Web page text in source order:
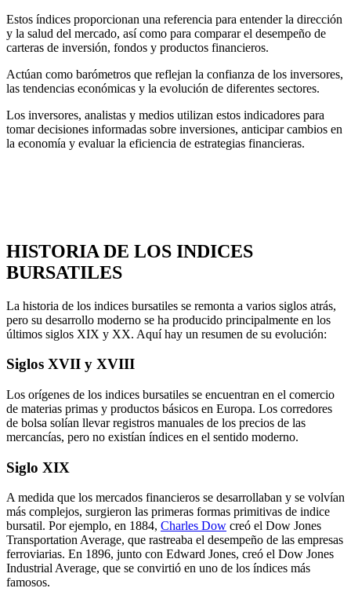
Estos índices proporcionan una referencia para entender la dirección
y la salud del mercado, así como para comparar el desempeño de
carteras de inversión, fondos y productos financieros.
Actúan como barómetros que reflejan la confianza de los inversores,
las tendencias económicas y la evolución de diferentes sectores.
Los inversores, analistas y medios utilizan estos indicadores para
tomar decisiones informadas sobre inversiones, anticipar cambios en
la economía y evaluar la eficiencia de estrategias financieras.
HISTORIA DE LOS INDICES
BURSATILES
La historia de los indices bursatiles se remonta a varios siglos atrás,
pero su desarrollo moderno se ha producido principalmente en los
últimos siglos XIX y XX. Aquí hay un resumen de su evolución:
Siglos XVII y XVIII
Los orígenes de los indices bursatiles se encuentran en el comercio
de materias primas y productos básicos en Europa. Los corredores
de bolsa solían llevar registros manuales de los precios de las
mercancías, pero no existían índices en el sentido moderno.
Siglo XIX
A medida que los mercados financieros se desarrollaban y se volvían
más complejos, surgieron las primeras formas primitivas de indice
bursatil. Por ejemplo, en 1884, Charles Dow creó el Dow Jones
Transportation Average, que rastreaba el desempeño de las empresas
ferroviarias. En 1896, junto con Edward Jones, creó el Dow Jones
Industrial Average, que se convirtió en uno de los índices más
famosos.